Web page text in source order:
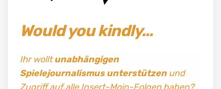
Would you kindly…
Ihr wolltunabhängigen
Spielejournalismus unterstützenund